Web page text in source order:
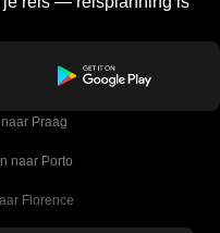
Praag
naar Porto
Florence